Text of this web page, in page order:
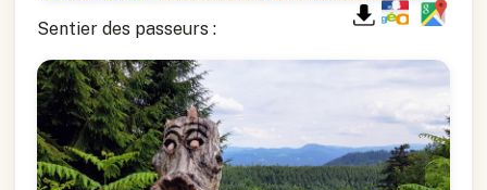
Sentier des passeurs :